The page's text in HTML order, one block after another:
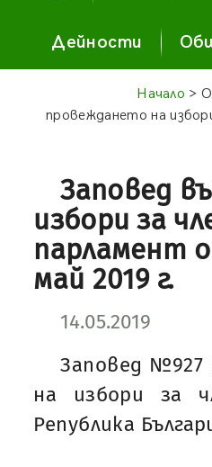
Дейности
Начало >
провеждането на
Заповед
избори за
парламент
май 2019 г.
14.05.2019
Заповед №927
на избори за
Република